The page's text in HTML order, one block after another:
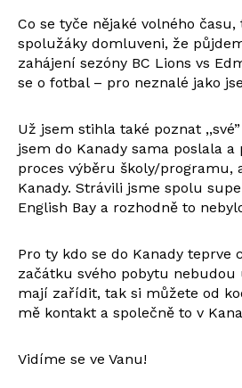
Co se tyče nějaké volného času,
spolužáky domluveni, že
zahájení sezóny BC Lions vs
se o fotbal – pro neznalé jako
Už jsem stihla také poznat
jsem do Kanady sama poslala
proces výběru školy/programu,
Kanady. Strávili jsme spolu
English Bay a rozhodně to
Pro ty kdo se do Kanady teprve
začátku svého pobytu nebudou
mají zařídit, tak si můžete od
mě kontakt a společně to v
Vidíme se ve Vanu!